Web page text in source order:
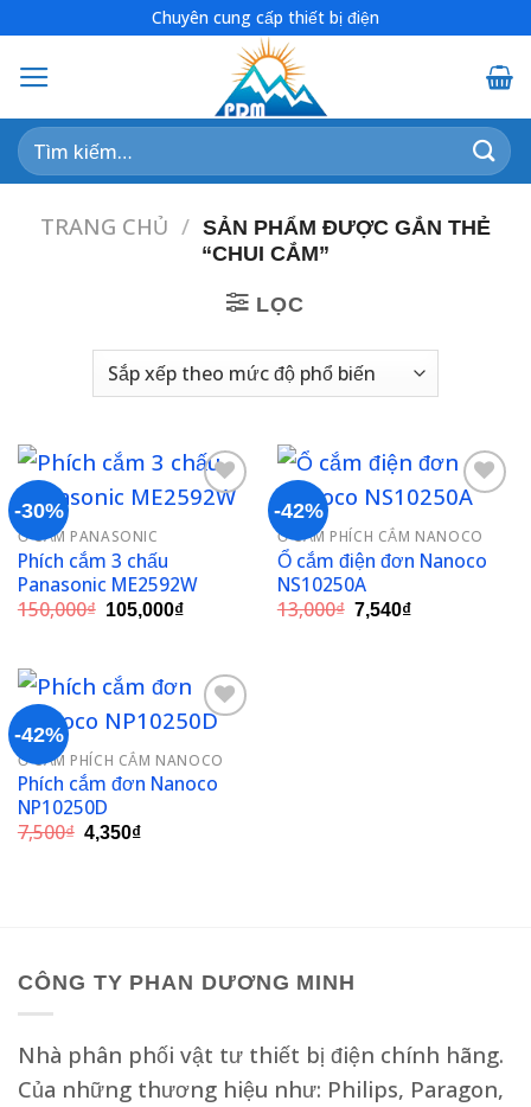
content
Chuyên cung cấp thiết bị điện
Tìm
kiếm:
TRANG CHỦ / SẢN PHẨM ĐƯỢC GẮN THẺ
“CHUI CẮM”
LỌC
-30%
wishlist
Ổ CẮM PANASONIC
Phích cắm 3 chấu
Panasonic ME2592W
150,000₫ Giá
105,000₫Giá
105,000₫.
-42%
Add to
wishlist
Ổ CẮM PHÍCH CẮM NANOCO
Ổ cắm điện đơn Nanoco
NS10250A
13,000₫ Giá
gốc
7,540₫Giá
-42%
Add to
Ổ CẮM PHÍCH CẮM NANOCO
Phích cắm đơn Nanoco
NP10250D
7,500₫ Giá
gốc
4,350₫Giá
CÔNG TY PHAN DƯƠNG MINH
Nhà phân phối vật tư thiết bị điện chính hãng.
Của những thương hiệu như: Philips, Paragon,